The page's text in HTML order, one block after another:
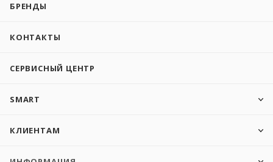
БРЕНДЫ
КОНТАКТЫ
СЕРВИСНЫЙ ЦЕНТР
SMART
КЛИЕНТАМ